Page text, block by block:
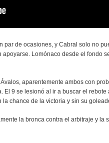
par de ocasiones, y Cabral solo no
Lomónaco desde el fondo
aparentemente ambos con
El 9 se lesionó al ir a buscar el
chance de la victoria y sin su
la bronca contra el arbitraje y la